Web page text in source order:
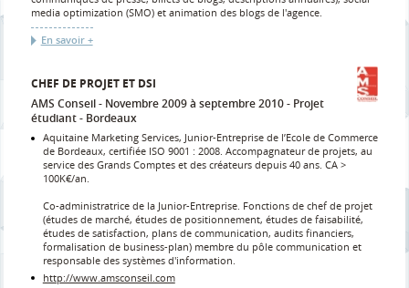
media optimization (SMO) et animation des blogs de l'agence.
En savoir +
CHEF DE PROJET ET DSI
AMS Conseil
Novembre 2009 à septembre 2010
Projet
étudiant
Bordeaux
Aquitaine Marketing Services, Junior-Entreprise de l’Ecole de Commerce
de Bordeaux, certifiée ISO 9001 : 2008. Accompagnateur de projets, au
service des Grands Comptes et des créateurs depuis 40 ans. CA >
100K€/an.
Co-administratrice de la Junior-Entreprise. Fonctions de chef de projet
(études de marché, études de positionnement, études de faisabilité,
études de satisfaction, plans de communication, audits financiers,
formalisation de business-plan) membre du pôle communication et
responsable des systèmes d'information.
http://www.amsconseil.com